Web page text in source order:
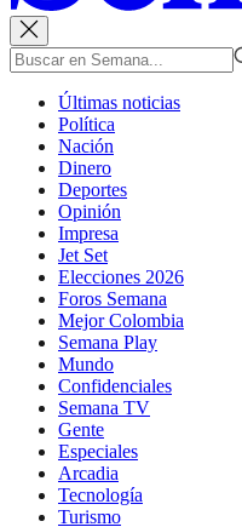
Últimas noticias
Política
Nación
Dinero
Deportes
Opinión
Impresa
Jet Set
Elecciones 2026
Foros Semana
Mejor Colombia
Semana Play
Mundo
Confidenciales
Semana TV
Gente
Especiales
Arcadia
Tecnología
Turismo